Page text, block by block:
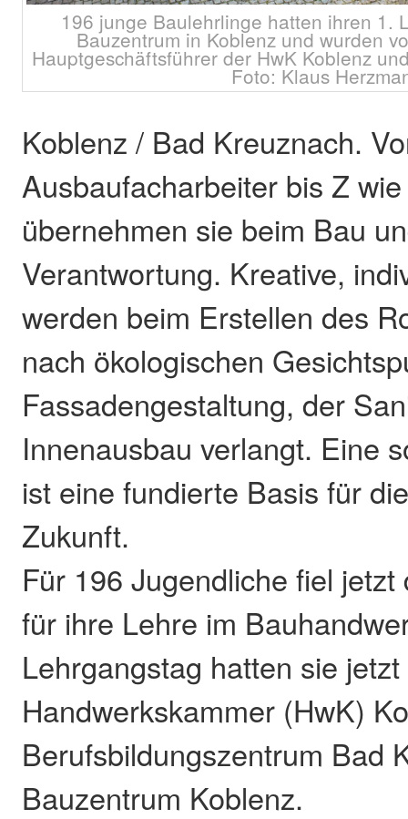
196 junge Baulehrlinge hatten ihren 1.
Bauzentrum in Koblenz und wurden
Hauptgeschäftsführer der HwK Koblenz
Foto: Klaus
Koblenz / Bad Kreuznach.
Ausbaufacharbeiter bis Z
übernehmen sie beim Bau
Verantwortung. Kreative,
werden beim Erstellen des
nach ökologischen
Fassadengestaltung, der
Innenausbau verlangt. Eine
ist eine fundierte Basis für
Zukunft.
Für 196 Jugendliche fiel
für ihre Lehre im
Lehrgangstag hatten sie
Handwerkskammer (HwK)
Berufsbildungszentrum Bad
Bauzentrum Koblenz.